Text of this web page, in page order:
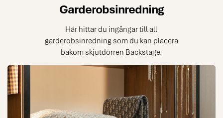
Garderobsinredning
Här hittar du ingångar till all
garderobsinredning som du kan placera
bakom skjutdörren Backstage.